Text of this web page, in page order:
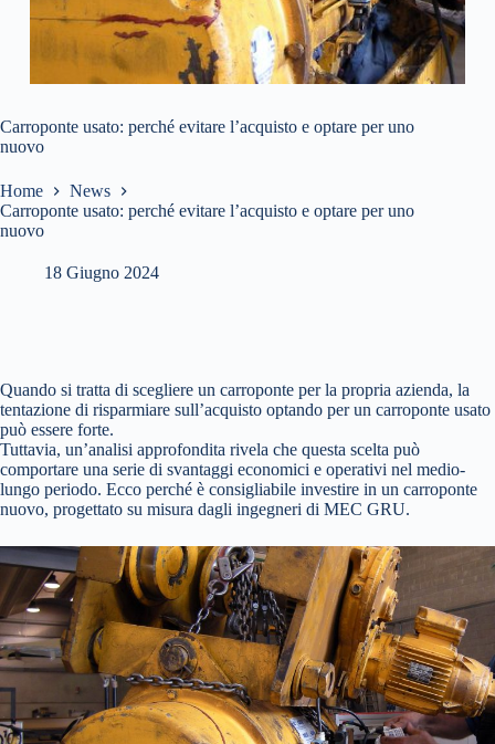
Carroponte usato: perché evitare l’acquisto e optare per uno
nuovo
Home
News
Carroponte usato: perché evitare l’acquisto e optare per uno
nuovo
18 Giugno 2024
Quando si tratta di scegliere un carroponte per la propria azienda, la
tentazione di risparmiare sull’acquisto optando per un carroponte usato
può essere forte.
Tuttavia, un’analisi approfondita rivela che questa scelta può
comportare una serie di svantaggi economici e operativi nel medio-
lungo periodo. Ecco perché è consigliabile investire in un carroponte
nuovo, progettato su misura dagli ingegneri di MEC GRU.